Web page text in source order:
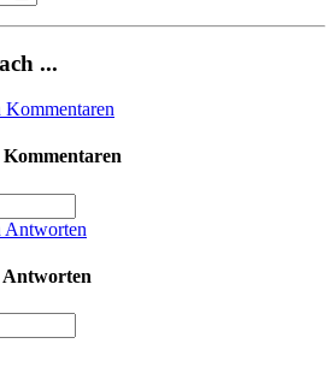
...
Kommentaren
Antworten
Antworten